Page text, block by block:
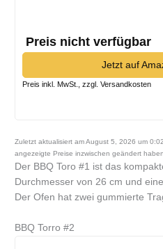
Preis nicht verfügbar
Jetzt auf
Preis inkl. MwSt., zzgl. Versandkosten
Zuletzt aktualisiert am August 5, 2026 um
angezeigte Preise inzwischen geändert
Der BBQ Toro #1 ist das
Durchmesser von 26 cm und
Der Ofen hat zwei gummierte
BBQ Torro #2